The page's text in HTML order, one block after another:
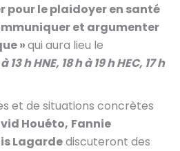
pour le plaidoyer en santé
et argumenter
»qui aura lieu le
h HNE, 18 h à 19 h HEC, 17 h
et de situations concrètes
Houéto, Fannie
Lagardediscuteront des